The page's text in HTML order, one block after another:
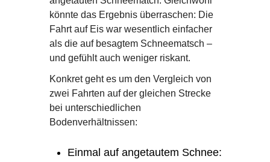
könnte das Ergebnis überraschen: Die
Fahrt auf Eis war wesentlich einfacher
als die auf besagtem Schneematsch –
und gefühlt auch weniger riskant.
Konkret geht es um den Vergleich von
zwei Fahrten auf der gleichen Strecke
bei unterschiedlichen
Bodenverhältnissen:
Einmal auf angetautem Schnee: